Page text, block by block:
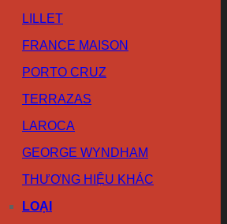
LILLET
FRANCE MAISON
PORTO CRUZ
TERRAZAS
LAROCA
GEORGE WYNDHAM
THƯƠNG HIỆU KHÁC
LOẠI